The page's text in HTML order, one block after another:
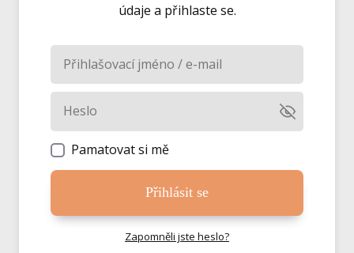
údaje a přihlaste se.
Pamatovat si mě
Přihlásit se
Zapomněli jste heslo?